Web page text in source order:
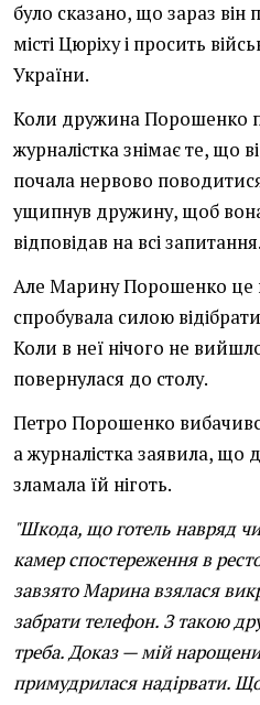
було сказано, що зараз він
місті Цюріху і просить
України.
Коли дружина Порошенко
журналістка знімає те, що
почала нервово
ущипнув дружину, щоб
відповідав на всі запитання.
Але Марину Порошенко це
спробувала силою
Коли в неї нічого не
повернулася до столу.
Петро Порошенко
а журналістка заявила, що
зламала їй ніготь.
"Шкода, що готель навряд
камер спостереження в
завзято Марина взялася
забрати телефон. З такою
треба. Доказ — мій
примудрилася надірвати.